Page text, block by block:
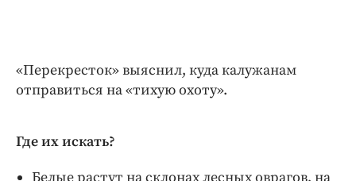
Образование
Происшествия
«Перекресток» выяснил, куда калужанам
отправиться на «тихую охоту».
Где их искать?